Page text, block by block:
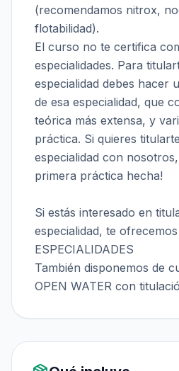
(recomendamos nitrox,
flotabilidad).
El curso no te certifica
especialidades. Para
especialidad debes hacer
de esa especialidad, que
teórica más extensa, y
práctica. Si quieres
especialidad con
primera práctica hecha!
Si estás interesado en
especialidad, te
ESPECIALIDADES
También disponemos de
OPEN WATER con